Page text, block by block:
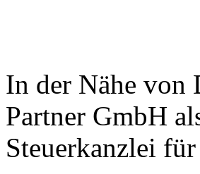
In der Nähe von
Partner GmbH
Steuerkanzlei